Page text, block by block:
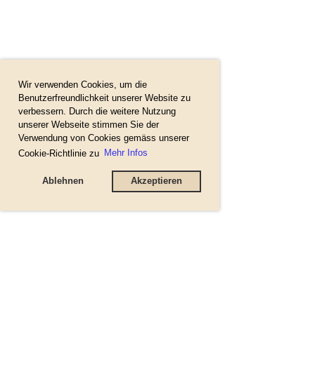
Wir verwenden Cookies, um die
Benutzerfreundlichkeit unserer Website zu
verbessern. Durch die weitere Nutzung
unserer Webseite stimmen Sie der
Verwendung von Cookies gemäss unserer
Cookie-Richtlinie zu Mehr Infos
Ablehnen Akzeptieren